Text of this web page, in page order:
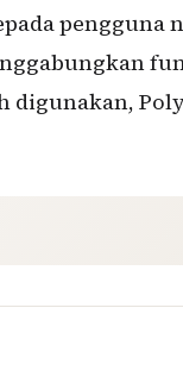
pengguna
digunakan,